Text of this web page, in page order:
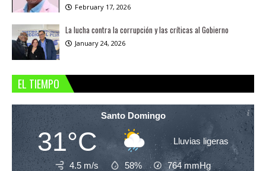
February 17, 2026
La lucha contra la corrupción y las críticas al Gobierno
January 24, 2026
EL TIEMPO
Santo Domingo
31°C Lluvias ligeras
4.5 m/s 58% 764mmHg